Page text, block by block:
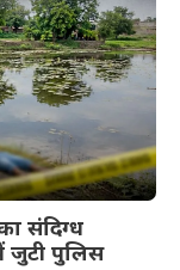
संदिग्ध
जुटी पुलिस